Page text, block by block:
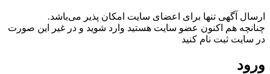
ارسال آگهی تنها برای اعضای سایت امکان پذیر می‌باشد.
چنانچه هم‌ اکنون عضو سایت هستید وارد شوید و در غیر این صورت
در سایت ثبت نام کنید
ورود